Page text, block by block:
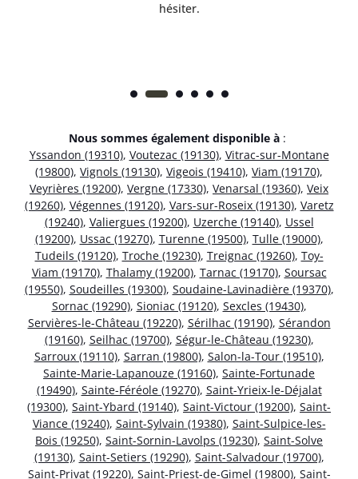
hésiter.
Nous sommes également disponible à :
Yssandon (19310), Voutezac (19130), Vitrac-sur-Montane
(19800), Vignols (19130), Vigeois (19410), Viam (19170),
Veyrières (19200), Vergne (17330), Venarsal (19360), Veix
(19260), Végennes (19120), Vars-sur-Roseix (19130), Varetz
(19240), Valiergues (19200), Uzerche (19140), Ussel
(19200), Ussac (19270), Turenne (19500), Tulle (19000),
Tudeils (19120), Troche (19230), Treignac (19260), Toy-
Viam (19170), Thalamy (19200), Tarnac (19170), Soursac
(19550), Soudeilles (19300), Soudaine-Lavinadière (19370),
Sornac (19290), Sioniac (19120), Sexcles (19430),
Servières-le-Château (19220), Sérilhac (19190), Sérandon
(19160), Seilhac (19700), Ségur-le-Château (19230),
Sarroux (19110), Sarran (19800), Salon-la-Tour (19510),
Sainte-Marie-Lapanouze (19160), Sainte-Fortunade
(19490), Sainte-Féréole (19270), Saint-Yrieix-le-Déjalat
(19300), Saint-Ybard (19140), Saint-Victour (19200), Saint-
Viance (19240), Saint-Sylvain (19380), Saint-Sulpice-les-
Bois (19250), Saint-Sornin-Lavolps (19230), Saint-Solve
(19130), Saint-Setiers (19290), Saint-Salvadour (19700),
Saint-Privat (19220), Saint-Priest-de-Gimel (19800), Saint-